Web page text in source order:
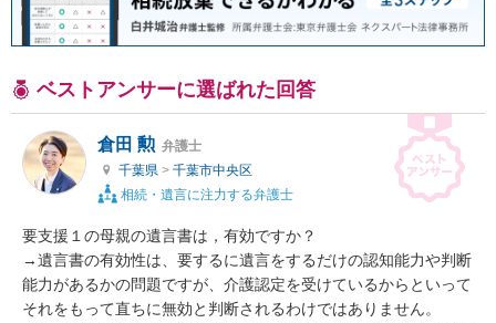
ベストアンサーに選ばれた回答
倉田 勲 弁護士
千葉県 > 千葉市中央区
相続・遺言に注力する弁護士
要支援１の母親の遺言書は，有効ですか？
→遺言書の有効性は、要するに遺言をするだけの認知能力や判断
能力があるかの問題ですが、介護認定を受けているからといって
それをもって直ちに無効と判断されるわけではありません。